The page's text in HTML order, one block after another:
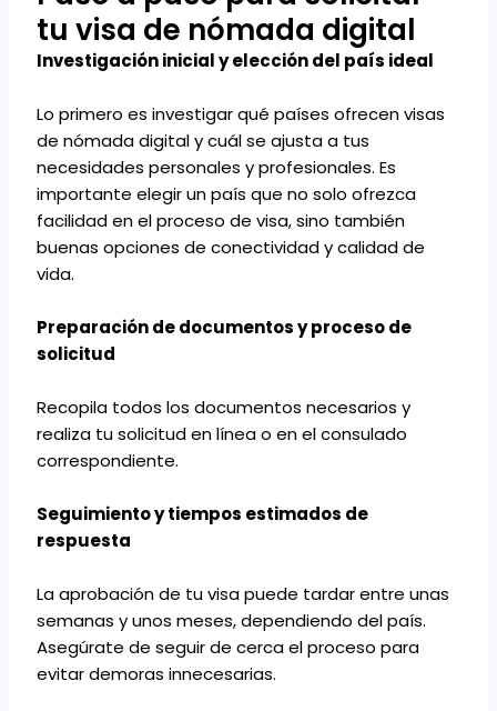
tu visa de nómada digital
Investigación inicial y elección del país ideal
Lo primero es investigar qué países ofrecen visas
de nómada digital y cuál se ajusta a tus
necesidades personales y profesionales. Es
importante elegir un país que no solo ofrezca
facilidad en el proceso de visa, sino también
buenas opciones de conectividad y calidad de
vida.
Preparación de documentos y proceso de
solicitud
Recopila todos los documentos necesarios y
realiza tu solicitud en línea o en el consulado
correspondiente.
Seguimiento y tiempos estimados de
respuesta
La aprobación de tu visa puede tardar entre unas
semanas y unos meses, dependiendo del país.
Asegúrate de seguir de cerca el proceso para
evitar demoras innecesarias.